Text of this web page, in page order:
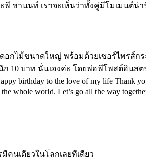
ชานนท์ เราจะเห็นว่าทั้งคู่มีโมเมนต์น่
กไม้ขนาดใหญ่ พร้อมด้วยเซอร์ไพรส์ก
10 บาท นั่นเองค่ะ โดยพ่อพีโพสต์อินส
birthday to the love of my life Thank
whole world. Let’s go all the way
นเดียวในโลกเลยทีเดียว